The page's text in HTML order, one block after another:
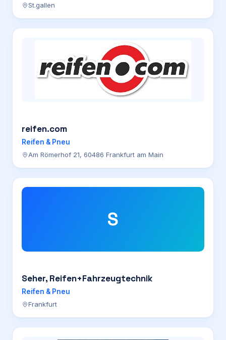
St.gallen
reifen.com
Reifen & Pneu
Am Römerhof 21, 60486 Frankfurt am Main
S
Seher, Reifen+Fahrzeugtechnik
Reifen & Pneu
Frankfurt